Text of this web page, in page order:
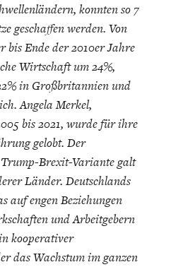
STUFE DER
konnten so 7
geschaffen werden. Von
bis Ende der 2010er Jahre
Wirtschaft um 24%,
in Großbritannien und
Angela Merkel,
bis 2021, wurde für ihre
gelobt. Der
Brexit-Variante galt
Länder. Deutschlands
auf engen Beziehungen
und Arbeitgebern
kooperativer
das Wachstum im ganzen